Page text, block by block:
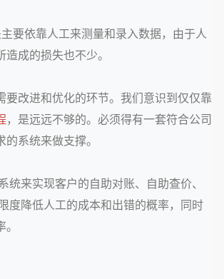
要依靠人工来测量和录入数据，由于人
成的损失也不少。
要改进和优化的环节。我们意识到仅仅靠
，是远远不够的。必须得有一套符合公司
系统来做支撑。
统来实现客户的自助对账、自助查价、
度降低人工的成本和出错的概率，同时